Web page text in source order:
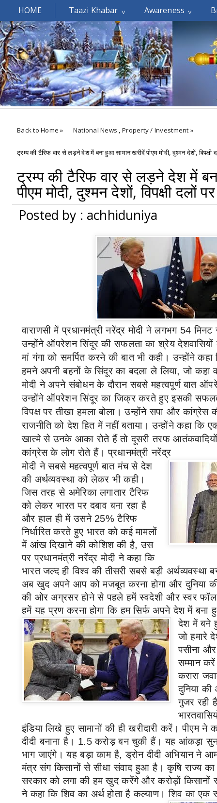
HOME Taazi Khabar Awareness
Welcomes You.....
Back to Home » National News ,Property / Investment »
ट्रम्प की टैरिफ वार से लड़ने देश में बना हुआ सामान खरीदें पीएम मोदी, दुश्मन देशों,
ट्रम्प की टैरिफ वार से लड़ने देश में
पीएम मोदी, दुश्मन देशों, विपक्षी दलों
Posted by : achhiduniya
वाराणसी में प्रधानमंत्री नरेंद्र मोदी ने लगभग 54मिनट
उन्होंने ऑपरेशन सिंदूर की सफलता का श्रेय
मां गंगा को समर्पित करने की बात भी कही। उन्होंने
हमने अपनी बहनों के सिंदूर का बदला ले लिया,जो कहा
मोदी ने अपने संबोधन के दौरान सबसे महत्वपूर्ण बात
उन्होंने ऑपरेशन सिंदूर का जिक्र करते हुए इसकी
विपक्ष पर तीखा हमला बोला। उन्होंने सपा और कांग्रेस
राजनीति को देश हित में नहीं बताया। उन्होंने कहा
खात्मे से उनके आका रोते हैं तो दूसरी तरफ
कांग्रेस के लोग रोते हैं। प्रधानमंत्री नरेंद्र
मोदी ने सबसे महत्वपूर्ण बात मंच से देश
की अर्थव्यवस्था को लेकर भी कही।
जिस तरह से अमेरिका लगातार टैरिफ
को लेकर भारत पर दबाव बना रहा है
और हाल ही में उसने 25%टैरिफ
निर्धारित करते हुए भारत को कई मामलों
में आंख दिखाने की कोशिश की है,उस
पर प्रधानमंत्री नरेंद्र मोदी ने कहा कि
भारत जल्द ही विश्व की तीसरी सबसे बड़ी अर्थव्यवस्था
अब खुद अपने आप को मजबूत करना होगा और दुनिया की
की ओर अग्रसर होने से पहले हमें स्वदेशी और स्वर फॉल
हमें यह प्रण करना होगा कि हम सिर्फ अपने देश में बना
देश में बने
जो हमारे
पसीना
सम्मान
करारा
दुनिया
गुजर रही
इंडिया लिखे हुए सामानों की ही खरीदारी करें। पीएम ने
दीदी बनाना है। 1.5करोड़ बन चुकी हैं। यह आंकड़ा
भाग जाएंगे। यह बड़ा काम है,ड्रोन दीदी अभियान ने
मंत्र संग किसानों से सीधा संवाद हुआ है। कृषि राज्य
सरकार को लगा की हम खुद करेंगे और करोड़ों किसानों
ने कहा कि शिव का अर्थ होता है कल्याण। शिव का एक